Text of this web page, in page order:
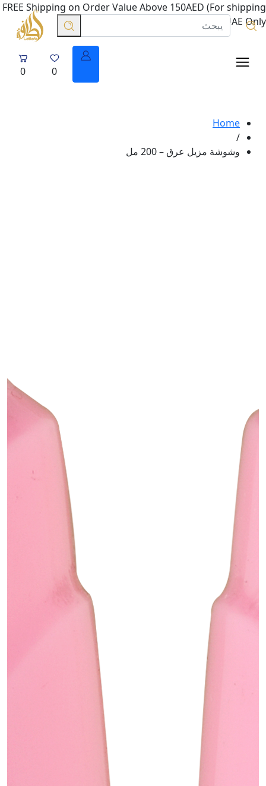
FREE Shipping on Order Value Above 150AED (For shipping
in UAE Only.
0
0
Home
/
وشوشة مزيل عرق – 200 مل